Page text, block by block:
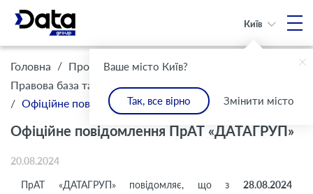
Ваше місто Київ?
Так, все вірно Змінити місто
Київ
Головна / Про Компанію /
Правова база та комплаєнс / Інформація для клієнтів
/ Офіційне повідомлення ПрАТ «ДАТАГРУП»
Офіційне повідомлення ПрАТ «ДАТАГРУП»
20.08.2024
ПрАТ «ДАТАГРУП» повідомляє, що з 28.08.2024